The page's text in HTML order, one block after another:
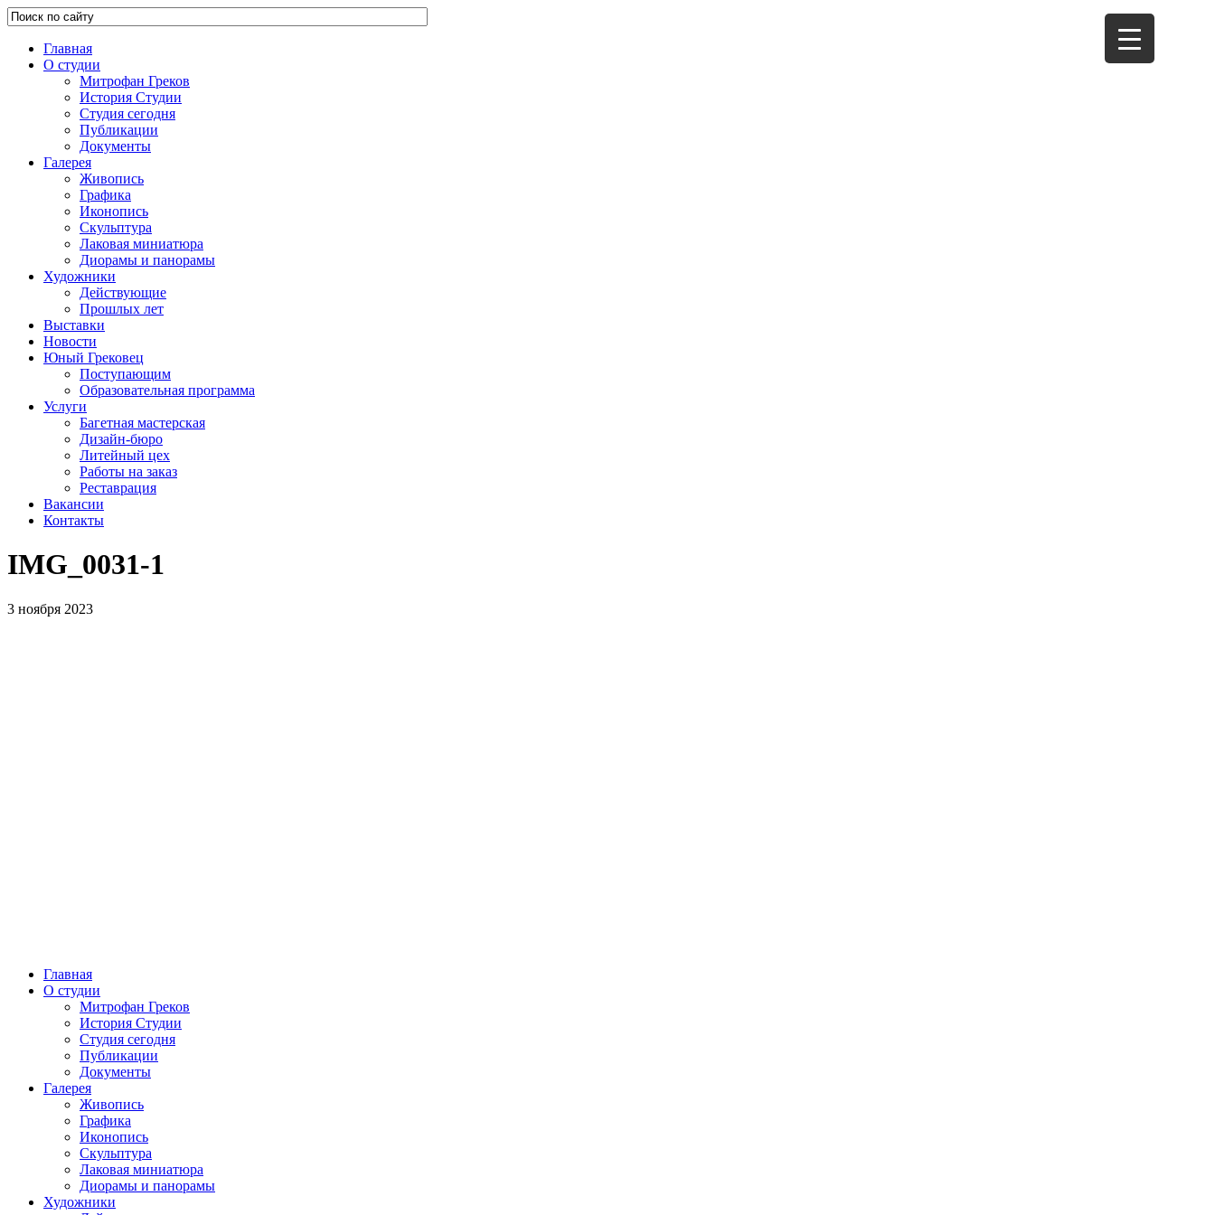
Главная
О студии
Митрофан Греков
История Студии
Студия сегодня
Публикации
Документы
Галерея
Живопись
Графика
Иконопись
Скульптура
Лаковая миниатюра
Диорамы и панорамы
Художники
Действующие
Прошлых лет
Выставки
Новости
Юный Грековец
Поступающим
Образовательная программа
Услуги
Багетная мастерская
Дизайн-бюро
Литейный цех
Работы на заказ
Реставрация
Вакансии
Контакты
IMG_0031‑1
3 ноября 2023
Главная
О студии
Митрофан Греков
История Студии
Студия сегодня
Публикации
Документы
Галерея
Живопись
Графика
Иконопись
Скульптура
Лаковая миниатюра
Диорамы и панорамы
Художники